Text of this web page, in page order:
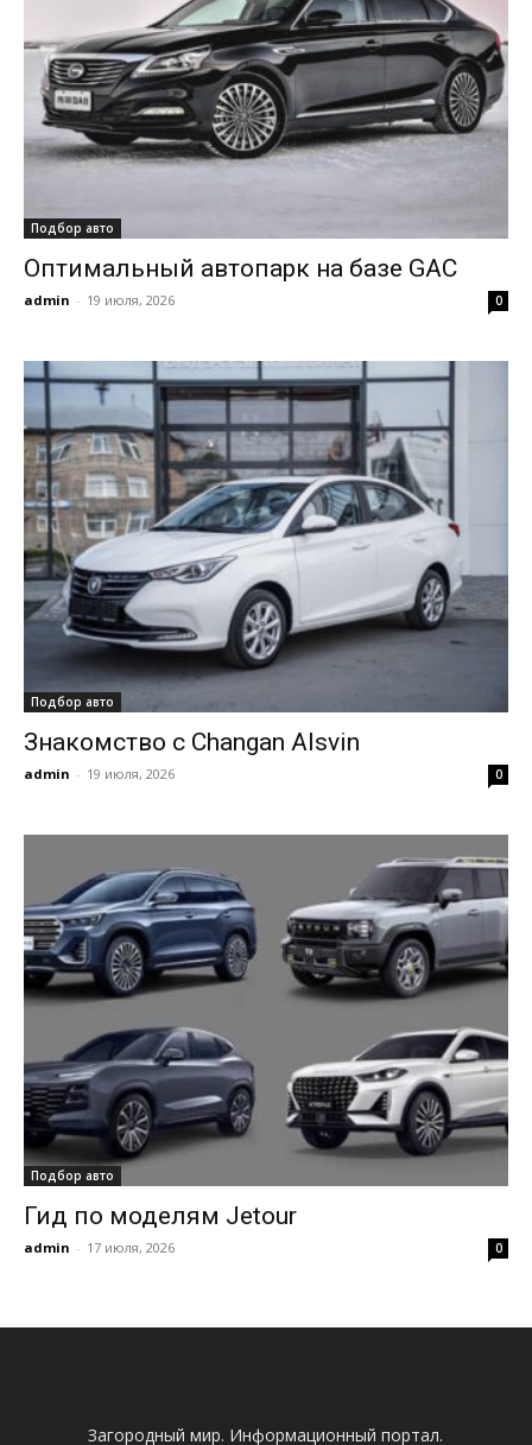
Подбор авто
Оптимальный автопарк на базе GAC
admin - 19 июля, 2026 0
Подбор авто
Знакомство с Changan Alsvin
admin - 19 июля, 2026 0
Подбор авто
Гид по моделям Jetour
admin - 17 июля, 2026 0
Загородный мир. Информационный портал.